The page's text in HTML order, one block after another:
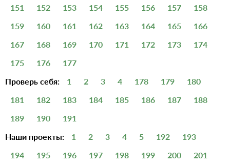
151
152 153 154 155 156 157
158
159
160 161 162 163 164 165
166
167
168 169 170 171 172 173
174
175
176
177
Проверь себя:
1 2 3 4 178 179
180
181
182 183 184 185 186 187
188
189
190
191
Наши проекты:
1 2 3 4 5 192
193
194
195 196 197 198 199 200 201